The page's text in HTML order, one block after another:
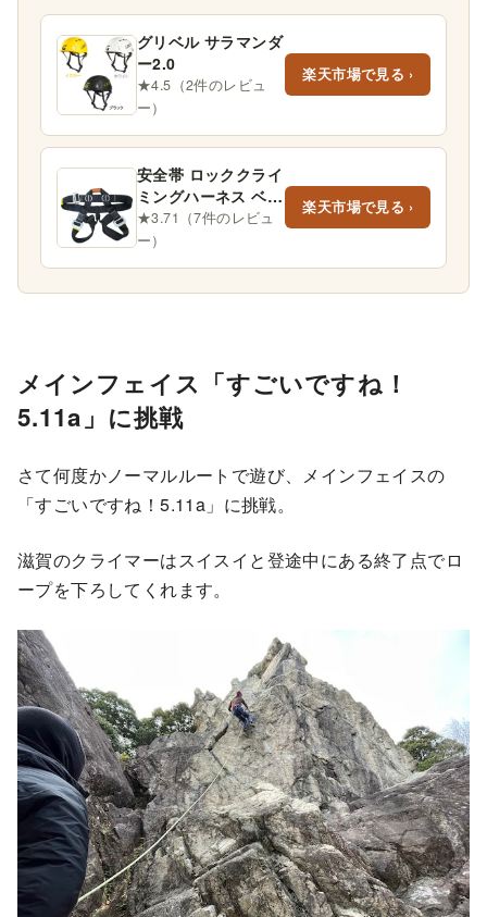
グリベル サラマンダ
ー2.0
★4.5（2件のレビュ
ー）
楽天市場で見る ›
安全帯 ロッククライ
ミングハーネス ベル
ト 登山 高所作業 懸
垂下降 アウトドア
★3.71（7件のレビュ
ー）
楽天市場で見る ›
メインフェイス「すごいですね！
5.11a」に挑戦
さて何度かノーマルルートで遊び、メインフェイスの
「すごいですね！5.11a」に挑戦。
滋賀のクライマーはスイスイと登途中にある終了点でロ
ープを下ろしてくれます。